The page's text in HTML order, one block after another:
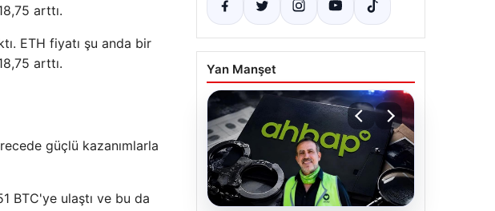
arttı.
ETH fiyatı şu anda bir
arttı.
güçlü kazanımlarla
BTC'ye ulaştı ve bu da
Yan Manşet